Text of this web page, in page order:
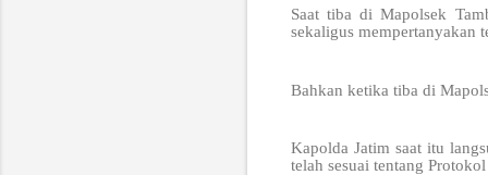
Saat tiba di Mapolsek
sekaligus mempertanyakan
Bahkan ketika tiba di
Kapolda Jatim saat itu
telah sesuai tentang